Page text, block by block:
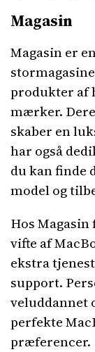
Magasin
Magasin er
produkter af
mærker.
skaber en
har også
du kan finde
model og
Hos
vifte af
ekstra
support.
veluddannet
perfekte
præferencer.